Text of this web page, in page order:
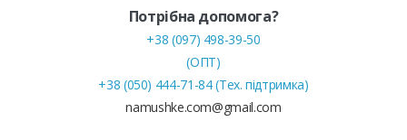
Потрібна допомога?
+38 (097) 498-39-50
(ОПТ)
+38 (050) 444-71-84 (Тех. підтримка)
namushke.com@gmail.com